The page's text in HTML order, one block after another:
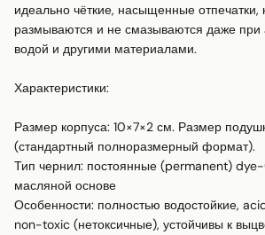
идеально чёткие, насыщенные отпечатки,
размываются и не смазываются даже при
водой и другими материалами.
Характеристики:
Размер корпуса: 10×7×2 см. Размер
(стандартный полноразмерный формат).
Тип чернил: постоянные (permanent)
масляной основе
Особенности: полностью водостойкие,
non-toxic (нетоксичные), устойчивы к